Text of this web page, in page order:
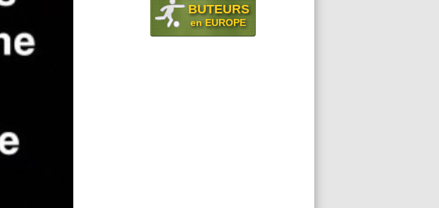
BUTEURS
en EUROPE